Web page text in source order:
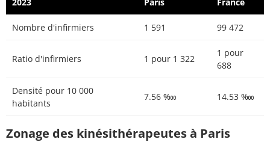
Nombre d'infirmiers 1 591 99 472
Ratio d'infirmiers 1 pour 1 322
1 pour
688
Densité pour 10 000
habitants
7.56 ‱ 14.53 ‱
Zonage des kinésithérapeutes à Paris